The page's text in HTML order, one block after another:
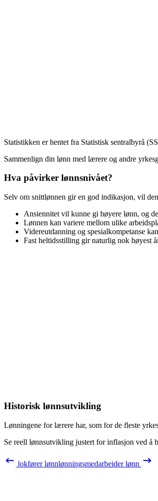
Statistikken er hentet fra Statistisk sentralbyrå
Sammenlign din lønn med lærere og andre
Hva påvirker lønnsnivået?
Selv om snittlønnen gir en god indikasjon, vil
Ansiennitet vil kunne gi høyere lønn, og
Lønnen kan variere mellom ulike
Videreutdanning og spesialkompetanse
Fast heltidsstilling gir naturlig nok høyest
Historisk lønnsutvikling
Lønningene forlærere har, som for de fleste
Se reell lønnsutvikling justert for inflasjon ved å
lokførerlønnlønningsmedarbeiderlønn